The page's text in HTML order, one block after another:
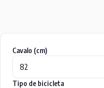
Cavalo (cm)
Tipo de bicicleta